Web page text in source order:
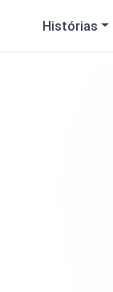
Histórias